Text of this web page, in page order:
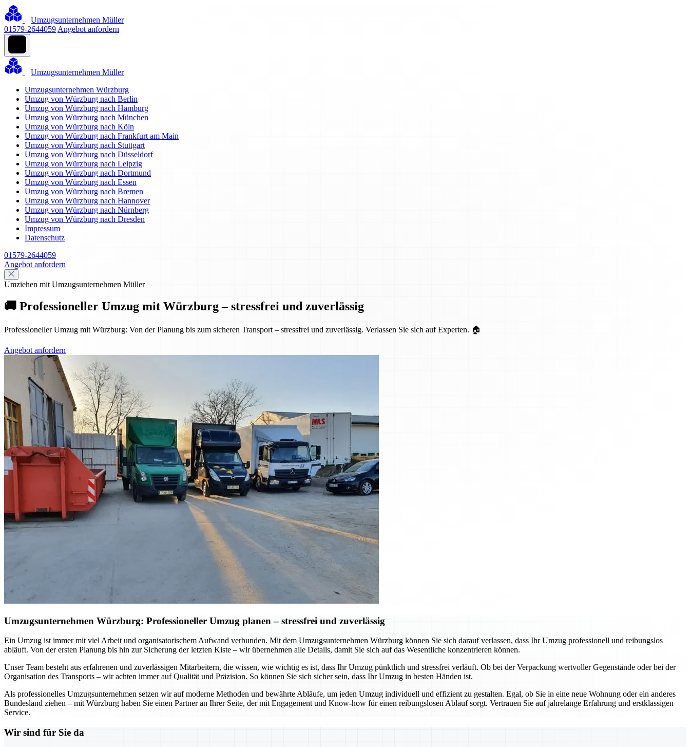
Umzugsunternehmen Müller
01579-2644059 Angebot anfordern
Umzugsunternehmen Müller
Umzugsunternehmen Würzburg
Umzug von Würzburg nach Berlin
Umzug von Würzburg nach Hamburg
Umzug von Würzburg nach München
Umzug von Würzburg nach Köln
Umzug von Würzburg nach Frankfurt am Main
Umzug von Würzburg nach Stuttgart
Umzug von Würzburg nach Düsseldorf
Umzug von Würzburg nach Leipzig
Umzug von Würzburg nach Dortmund
Umzug von Würzburg nach Essen
Umzug von Würzburg nach Bremen
Umzug von Würzburg nach Hannover
Umzug von Würzburg nach Nürnberg
Umzug von Würzburg nach Dresden
Impressum
Datenschutz
01579-2644059
Angebot anfordern
Umziehen mit Umzugsunternehmen Müller
🚚 Professioneller Umzug mit Würzburg – stressfrei und zuverlässig
Professioneller Umzug mit Würzburg: Von der Planung bis zum sicheren Transport – stressfrei und zuverlässig. Verlassen Sie sich auf Experten. 🏠
Angebot anfordern
Umzugsunternehmen Würzburg: Professioneller Umzug planen – stressfrei und zuverlässig
Ein Umzug ist immer mit viel Arbeit und organisatorischem Aufwand verbunden. Mit dem Umzugsunternehmen Würzburg können Sie sich darauf verlassen, dass Ihr Umzug professionell und reibungslos
abläuft. Von der ersten Planung bis hin zur Sicherung der letzten Kiste – wir übernehmen alle Details, damit Sie sich auf das Wesentliche konzentrieren können.
Unser Team besteht aus erfahrenen und zuverlässigen Mitarbeitern, die wissen, wie wichtig es ist, dass Ihr Umzug pünktlich und stressfrei verläuft. Ob bei der Verpackung wertvoller Gegenstände oder bei der
Organisation des Transports – wir achten immer auf Qualität und Präzision. So können Sie sich sicher sein, dass Ihr Umzug in besten Händen ist.
Als professionelles Umzugsunternehmen setzen wir auf moderne Methoden und bewährte Abläufe, um jeden Umzug individuell und effizient zu gestalten. Egal, ob Sie in eine neue Wohnung oder ein anderes
Bundesland ziehen – mit Würzburg haben Sie einen Partner an Ihrer Seite, der mit Engagement und Know-how für einen reibungslosen Ablauf sorgt. Vertrauen Sie auf jahrelange Erfahrung und erstklassigen
Service.
Wir sind für Sie da